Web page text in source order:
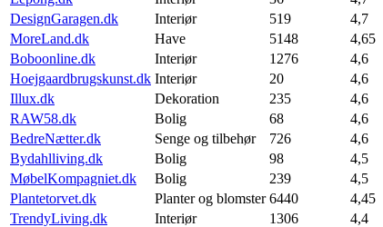
DesignGaragen.dk
Interiør 519 4,7
MoreLand.dk
Have 5148 4,65
Boboonline.dk
Interiør 1276 4,6
Hoejgaardbrugskunst.dk Interiør 20 4,6
Illux.dk
Dekoration 235 4,6
RAW58.dk
Bolig 68 4,6
BedreNætter.dk
Senge og tilbehør 726 4,6
Bydahlliving.dk
Bolig 98 4,5
MøbelKompagniet.dk
Bolig 239 4,5
Plantetorvet.dk
Planter og blomster 6440 4,45
TrendyLiving.dk
Interiør 1306 4,4